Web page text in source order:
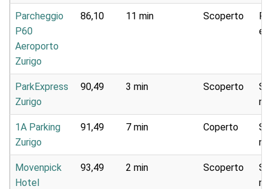
Parcheggio
P60
Aeroporto
Zurigo
86,10 11 min Scoperto
e
ParkExpress
Zurigo
90,49 3 min Scoperto
1A Parking
Zurigo
91,49 7 min Coperto
Movenpick
Hotel
93,49 2 min Scoperto